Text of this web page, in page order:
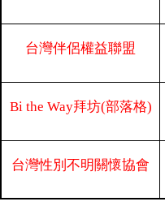
台灣伴侶權益聯盟
Bi the Way拜坊(部落格)
台灣性別不明關懷協會